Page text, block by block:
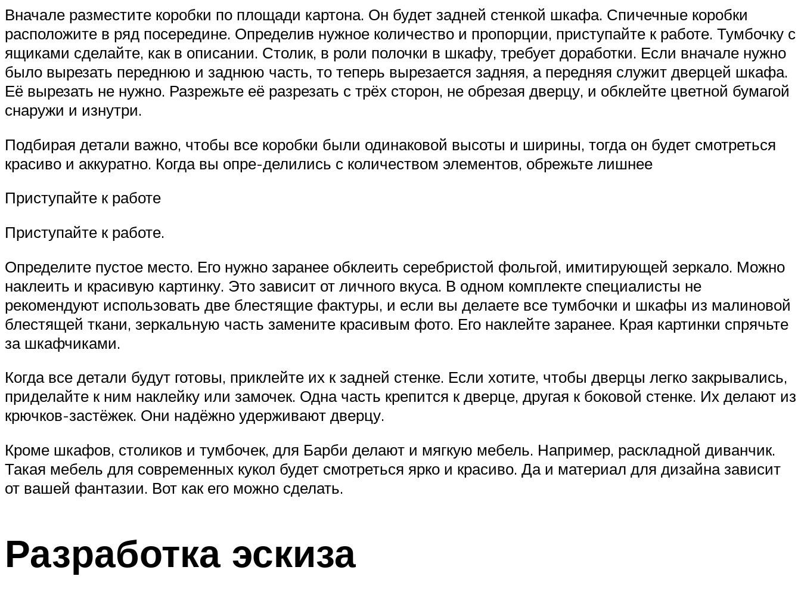
Вначале разместите коробки по площади картона. Он будет задней стенкой шкафа. Спичечные коробки
расположите в ряд посередине. Определив нужное количество и пропорции, приступайте к работе. Тумбочку с
ящиками сделайте, как в описании. Столик, в роли полочки в шкафу, требует доработки. Если вначале нужно
было вырезать переднюю и заднюю часть, то теперь вырезается задняя, а передняя служит дверцей шкафа.
Её вырезать не нужно. Разрежьте её разрезать с трёх сторон, не обрезая дверцу, и обклейте цветной бумагой
снаружи и изнутри.
Подбирая детали важно, чтобы все коробки были одинаковой высоты и ширины, тогда он будет смотреться
красиво и аккуратно. Когда вы опре-делились с количеством элементов, обрежьте лишнее
Приступайте к работе
Приступайте к работе.
Определите пустое место. Его нужно заранее обклеить серебристой фольгой, имитирующей зеркало. Можно
наклеить и красивую картинку. Это зависит от личного вкуса. В одном комплекте специалисты не
рекомендуют использовать две блестящие фактуры, и если вы делаете все тумбочки и шкафы из малиновой
блестящей ткани, зеркальную часть замените красивым фото. Его наклейте заранее. Края картинки спрячьте
за шкафчиками.
Когда все детали будут готовы, приклейте их к задней стенке. Если хотите, чтобы дверцы легко закрывались,
приделайте к ним наклейку или замочек. Одна часть крепится к дверце, другая к боковой стенке. Их делают из
крючков-застёжек. Они надёжно удерживают дверцу.
Кроме шкафов, столиков и тумбочек, для Барби делают и мягкую мебель. Например, раскладной диванчик.
Такая мебель для современных кукол будет смотреться ярко и красиво. Да и материал для дизайна зависит
от вашей фантазии. Вот как его можно сделать.
Разработка эскиза